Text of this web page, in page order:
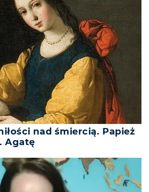
nad śmiercią. Papież
Agatę